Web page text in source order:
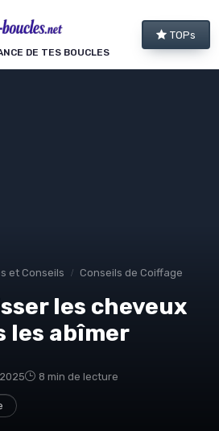
DE TES BOUCLES
TOPs
et Conseils Conseils de Coiffage
les cheveux
les abîmer
8 min de lecture
cookies